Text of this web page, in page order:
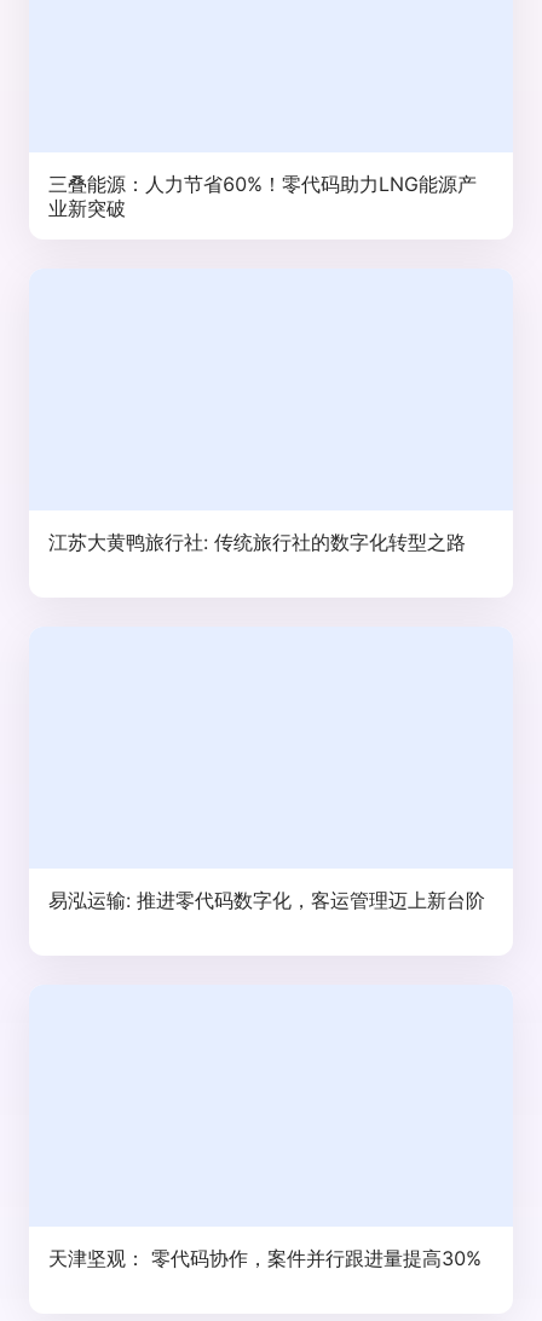
三叠能源：人力节省60%！零代码助力LNG能源产
业新突破
江苏大黄鸭旅行社: 传统旅行社的数字化转型之路
易泓运输: 推进零代码数字化，客运管理迈上新台阶
天津坚观： 零代码协作，案件并行跟进量提高30%